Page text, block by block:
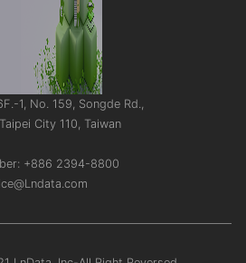
1, No. 159, Songde Rd.,
City 110, Taiwan
+886 2394-8800